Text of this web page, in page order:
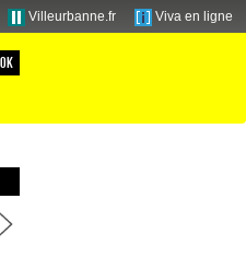
Villeurbanne.fr Viva en ligne